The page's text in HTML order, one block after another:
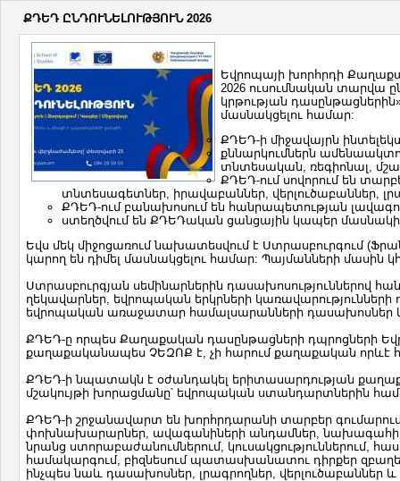
ՔԴԵԴ ԸՆԴՈՒՆԵԼՈՒԹՅՈՒՆ 2026
Եվրոպայի խորհրդի
2026 ուսումնական տարվա
կրթության
մասնակցելու համար:
ՔԴԵԴ-ի միջավայրն
քննարկումներն
տնտեսական, ռեգիոնալ,
ՔԴԵԴ-ում սովորում են
տնտեսագետներ, իրավաբաններ, վերլուծաբաններ,
ՔԴԵԴ-ում բանախոսում են հանրապետության
ստեղծվում են ՔԴԵԴական ցանցային կապեր
Եվս մեկ միջոցառում նախատեսվում է Ստրասբուրգում
կարող են դիմել մասնակցելու համար: Պայմանների մասին
Ստրասբուրգյան սեմինարներին դասախոսություններով
ղեկավարներ, եվրոպական երկրների
եվրոպական առաջատար համալսարանների դասախոսներ
ՔԴԵԴ-ը որպես Քաղաքական դասընթացների դպրոցների
քաղաքականապես ՉԵԶՈՔ է, չի հարում քաղաքական որևէ
ՔԴԵԴ-ի նպատակն է օժանդակել երիտասարդության
մշակույթի խորացմանը՝ եվրոպական ստանդարտներին
ՔԴԵԴ-ի շրջանավարտ են խորհրդարանի տարբեր
փոխնախարարներ, ավագանիների անդամներ, նախագահի,
նրանց ստորաբաժանումներում,
համակարգում, բիզնեսում պատասխանատու դիրքեր
ինչպես նաև դասախոսներ, լրագրողներ, վերլուծաբաններ